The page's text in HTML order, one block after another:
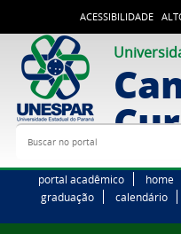
ACESSIBILIDADE
Buscar no portal
portal acadêmico home
graduação
calendário